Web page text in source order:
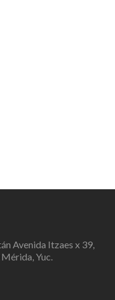
Avenida Itzaes x 39,
Yuc.